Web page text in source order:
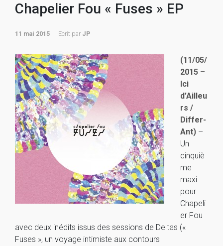
Chapelier Fou « Fuses » EP
11 mai 2015 Ecrit par JP
(11/05/
2015 –
Ici
d’Ailleu
rs /
Differ-
Ant) –
Un
cinquiè
me
maxi
pour
Chapeli
er Fou
avec deux inédits issus des sessions de Deltas («
Fuses », un voyage intimiste aux contours